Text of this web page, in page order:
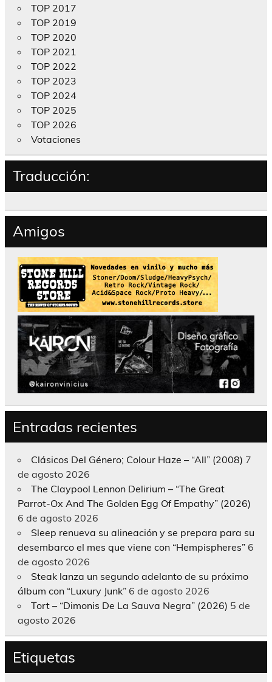
TOP 2017
TOP 2019
TOP 2020
TOP 2021
TOP 2022
TOP 2023
TOP 2024
TOP 2025
TOP 2026
Votaciones
Traducción:
Amigos
Entradas recientes
Clásicos Del Género; Colour Haze – “All” (2008) 7
de agosto 2026
The Claypool Lennon Delirium – “The Great
Parrot-Ox And The Golden Egg Of Empathy” (2026)
6 de agosto 2026
Sleep renueva su alineación y se prepara para su
desembarco el mes que viene con “Hempispheres” 6
de agosto 2026
Steak lanza un segundo adelanto de su próximo
álbum con “Luxury Junk” 6 de agosto 2026
Tort – “Dimonis De La Sauva Negra” (2026) 5 de
agosto 2026
Etiquetas